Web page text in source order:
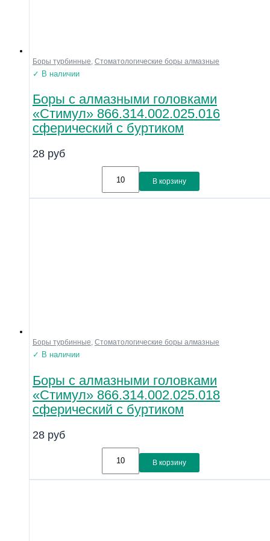
Боры турбинные, Стоматологические боры алмазные
✓ В наличии
Боры с алмазными головками
«Стимул» 866.314.002.025.016
сферический с буртиком
28 руб
В корзину
Боры турбинные, Стоматологические боры алмазные
✓ В наличии
Боры с алмазными головками
«Стимул» 866.314.002.025.018
сферический с буртиком
28 руб
В корзину